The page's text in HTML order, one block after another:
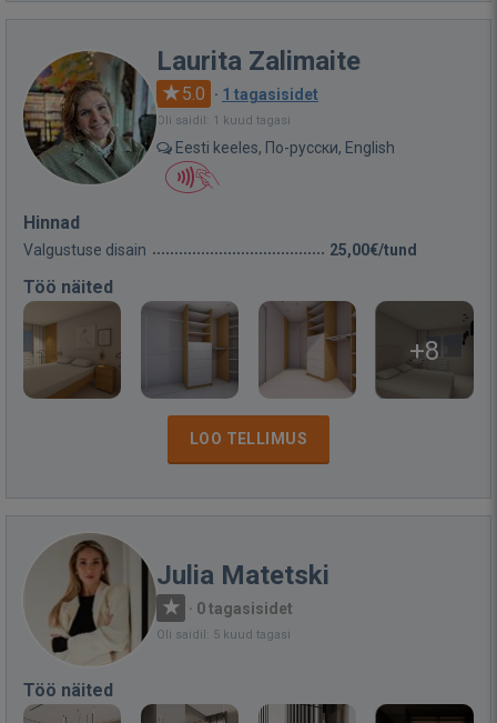
Laurita Zalimaite
5.0 · 1 tagasisidet
Oli saidil: 1 kuud tagasi
Eesti keeles, По-русски, English
Hinnad
Valgustuse disain 25,00€/tund
Töö näited
+8
LOO TELLIMUS
Julia Matetski
· 0 tagasisidet
Oli saidil: 5 kuud tagasi
Töö näited